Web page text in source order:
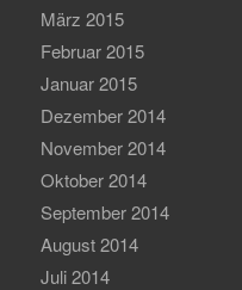
März 2015
Februar 2015
Januar 2015
Dezember 2014
November 2014
Oktober 2014
September 2014
August 2014
Juli 2014